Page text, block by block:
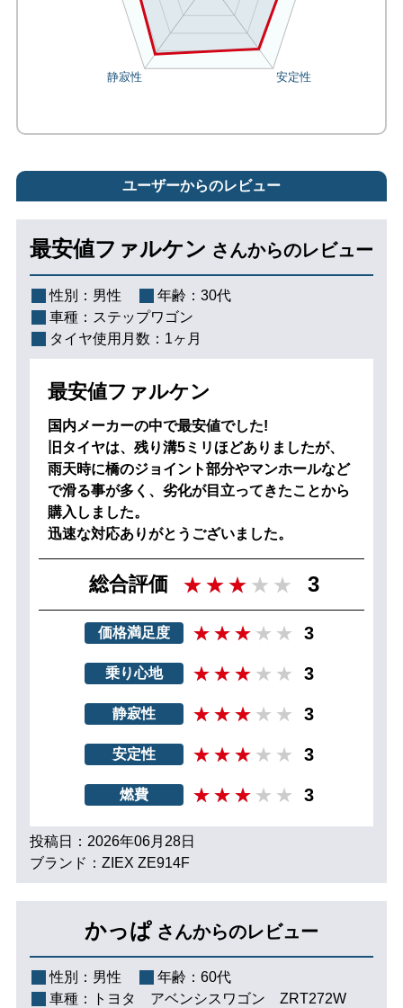
ユーザーからのレビュー
最安値ファルケン さんからのレビュー
性別： 男性 年齢： 30代
車種： ステップワゴン
タイヤ使用月数： 1ヶ月
最安値ファルケン
国内メーカーの中で最安値でした!
旧タイヤは、残り溝5ミリほどありましたが、
雨天時に橋のジョイント部分やマンホールなど
で滑る事が多く、劣化が目立ってきたことから
購入しました。
迅速な対応ありがとうございました。
総合評価 3
価格満足度 3
乗り心地 3
静寂性 3
安定性 3
燃費 3
投稿日：2026年06月28日
ブランド：ZIEX ZE914F
かっぱ さんからのレビュー
性別： 男性 年齢： 60代
車種：
トヨタ アベンシスワゴン ZRT272W